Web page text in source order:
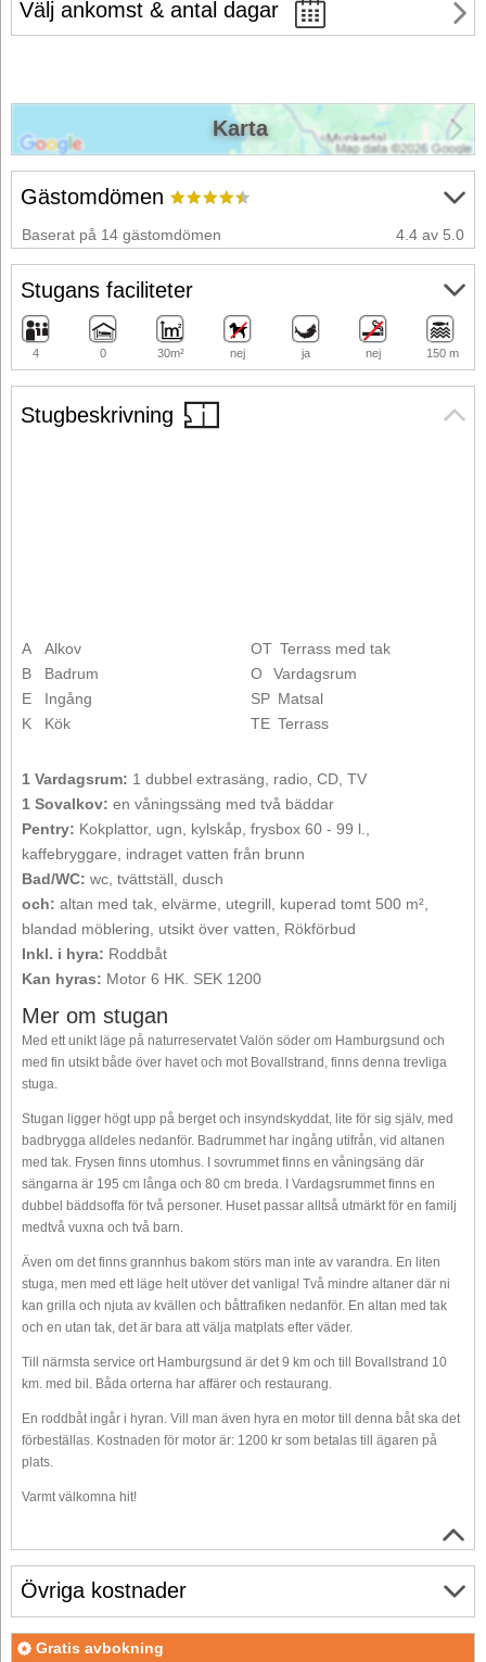
Välj ankomst & antal dagar
Stugbeskrivning
A
Alkov
B
Badrum
E
Ingång
K
Kök
OT Terrass med tak
O
Vardagsrum
SP Matsal
TE Terrass
1 Vardagsrum: 1 dubbel extrasäng, radio, CD, TV
1 Sovalkov: en våningssäng med två bäddar
Pentry: Kokplattor, ugn, kylskåp, frysbox 60 - 99 l.,
kaffebryggare, indraget vatten från brunn
Bad/WC: wc, tvättställ, dusch
och: altan med tak, elvärme, utegrill, kuperad tomt 500 m²,
blandad möblering, utsikt över vatten, Rökförbud
Inkl. i hyra: Roddbåt
Kan hyras: Motor 6 HK. SEK 1200
Mer om stugan
Med ett unikt läge på naturreservatet Valön söder om Hamburgsund och
med fin utsikt både över havet och mot Bovallstrand, finns denna trevliga
stuga.
Stugan ligger högt upp på berget och insyndskyddat, lite för sig själv, med
badbrygga alldeles nedanför. Badrummet har ingång utifrån, vid altanen
med tak. Frysen finns utomhus. I sovrummet finns en våningsäng där
sängarna är 195 cm långa och 80 cm breda. I Vardagsrummet finns en
dubbel bäddsoffa för två personer. Huset passar alltså utmärkt för en familj
medtvå vuxna och två barn.
Även om det finns grannhus bakom störs man inte av varandra. En liten
stuga, men med ett läge helt utöver det vanliga! Två mindre altaner där ni
kan grilla och njuta av kvällen och båttrafiken nedanför. En altan med tak
och en utan tak, det är bara att välja matplats efter väder.
Till närmsta service ort Hamburgsund är det 9 km och till Bovallstrand 10
km. med bil. Båda orterna har affärer och restaurang.
En roddbåt ingår i hyran. Vill man även hyra en motor till denna båt ska det
förbeställas. Kostnaden för motor är: 1200 kr som betalas till ägaren på
plats.
Varmt välkomna hit!
Gästomdömen
Baserat på 14 gästomdömen 4.4 av 5.0
Stugans faciliteter
4 0 30m² nej ja nej 150 m
Övriga kostnader
Gratis avbokning
Karta